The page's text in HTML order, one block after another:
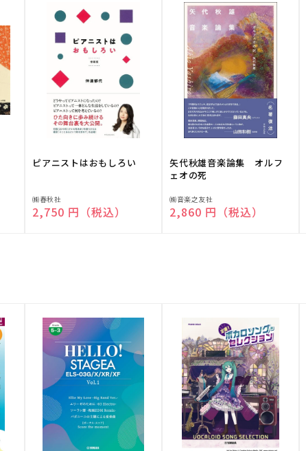
ピアニストはおもしろい
販
売
㈱春秋社
通常価格
2,750 円（税込）
矢代秋雄音楽論集 オルフ
ェオの死
販
売
㈱音楽之友社
通常価格
2,860 円（税込）